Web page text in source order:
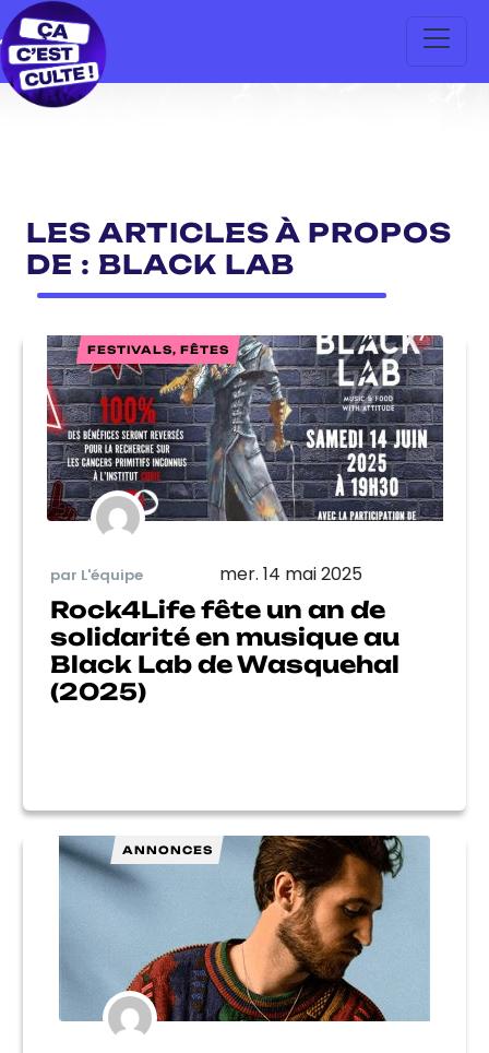
LES ARTICLES À PROPOS
DE : BLACK LAB
FESTIVALS, FÊTES
par L'équipe mer. 14 mai 2025
Rock4Life fête un an de
solidarité en musique au
Black Lab de Wasquehal
(2025)
ANNONCES